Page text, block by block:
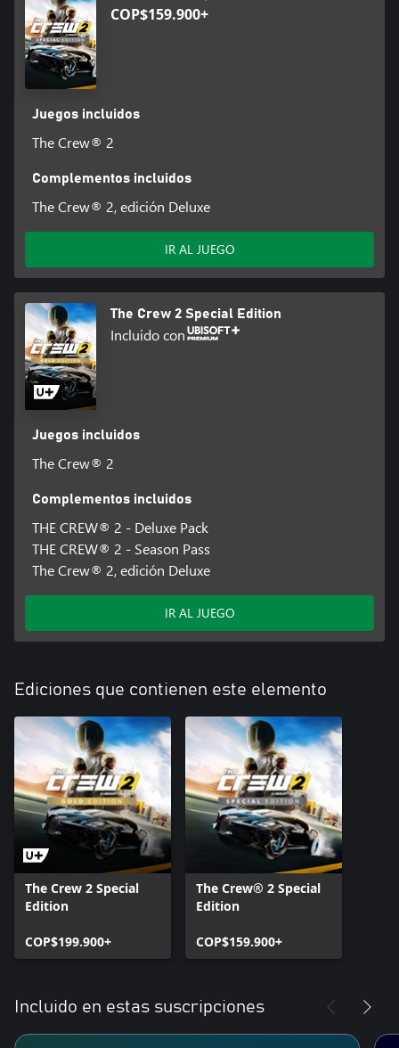
COP$159.900+
Juegos incluidos
The Crew® 2
Complementos incluidos
The Crew® 2, edición Deluxe
IR AL JUEGO
The Crew 2 Special Edition
Incluido con
Juegos incluidos
The Crew® 2
Complementos incluidos
THE CREW® 2 - Deluxe Pack
THE CREW® 2 - Season Pass
The Crew® 2, edición Deluxe
IR AL JUEGO
Ediciones que contienen este elemento
The Crew 2 Special
Edition
COP$199.900+
The Crew® 2 Special
Edition
COP$159.900+
Incluido en estas suscripciones